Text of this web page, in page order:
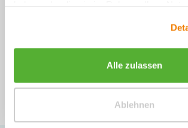
Alle zulassen
Ablehnen
Sie haben Fragen zu
+49 (0)4244 965 34 04
Mo - Do,
und Fr,